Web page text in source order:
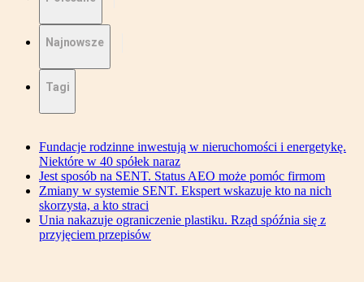
Najnowsze
Tagi
Fundacje rodzinne inwestują w nieruchomości i energetykę.
Niektóre w 40 spółek naraz
Jest sposób na SENT. Status AEO może pomóc firmom
Zmiany w systemie SENT. Ekspert wskazuje kto na nich
skorzysta, a kto straci
Unia nakazuje ograniczenie plastiku. Rząd spóźnia się z
przyjęciem przepisów